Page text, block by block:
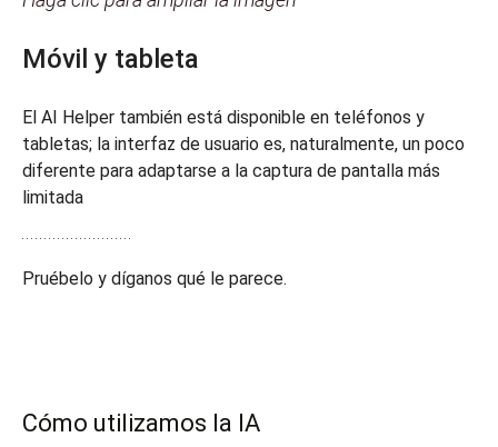
Móvil y tableta
El AI Helper también está disponible en teléfonos y
tabletas; la interfaz de usuario es, naturalmente, un poco
diferente para adaptarse a la captura de pantalla más
limitada
Pruébelo y díganos qué le parece.
Cómo utilizamos la IA